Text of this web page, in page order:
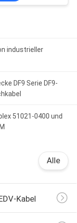
industrieller
DF9 Serie DF9-
51021-0400 und
Alle
Kabel